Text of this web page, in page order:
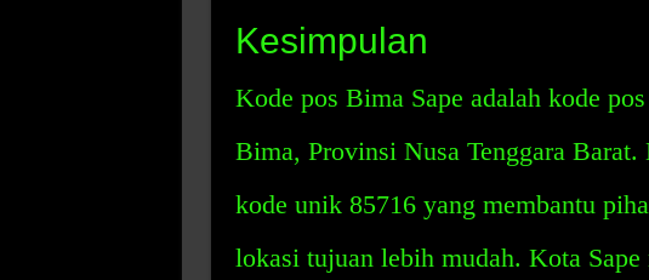
Kesimpulan
Kode pos Bima Sape adalah kode
Bima, Provinsi Nusa Tenggara
kode unik 85716 yang membantu
lokasi tujuan lebih mudah. Kota